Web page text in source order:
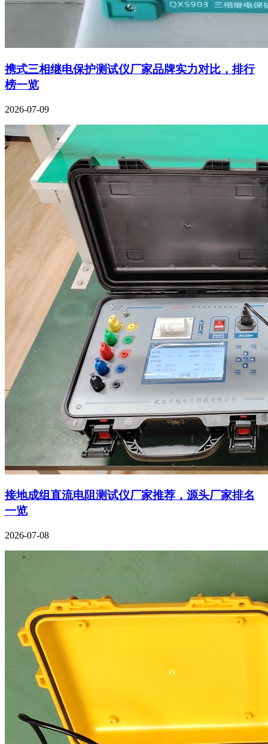
携式三相继电保护测试仪厂家品牌实力对比，排行
榜一览
2026-07-09
接地成组直流电阻测试仪厂家推荐，源头厂家排名
一览
2026-07-08